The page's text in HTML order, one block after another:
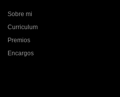
Sobre mi
Curriculum
Premios
Encargos